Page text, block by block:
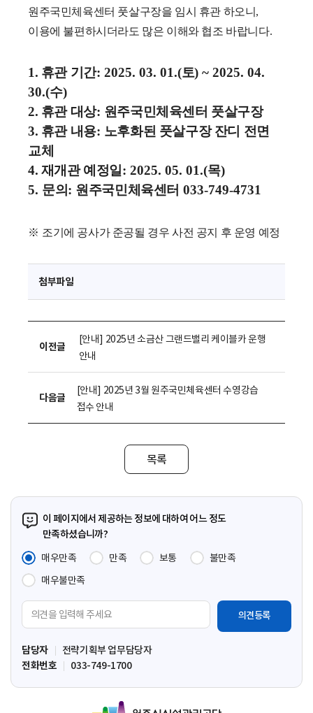
원주국민체육센터 풋살구장을 임시 휴관 하오니 ,
이용에 불편하시더라도 많은 이해와 협조 바랍니다.
1. 휴관 기간: 2025. 03. 01.(토) ~ 2025. 04.
30.(수)
2. 휴관 대상: 원주국민체육센터 풋살구장
3. 휴관 내용: 노후화된 풋살구장 잔디 전면
교체
4. 재개관 예정일 : 2025. 05. 01.(목)
5. 문의: 원주국민체육센터 033-749-4731
※ 조기에 공사가 준공될 경우 사전 공지 후 운영 예정
첨부파일
이전글
[안내] 2025년 소금산 그랜드밸리 케이블카 운행
안내
다음글
[안내] 2025년 3월 원주국민체육센터 수영강습
접수 안내
목록
이 페이지에서 제공하는 정보에 대하여 어느 정도
만족하셨습니까?
매우만족
만족 보통
불만족
매우불만족
견
입
력
담당자
전략기획부 업무담당자
전화번호
033-749-1700